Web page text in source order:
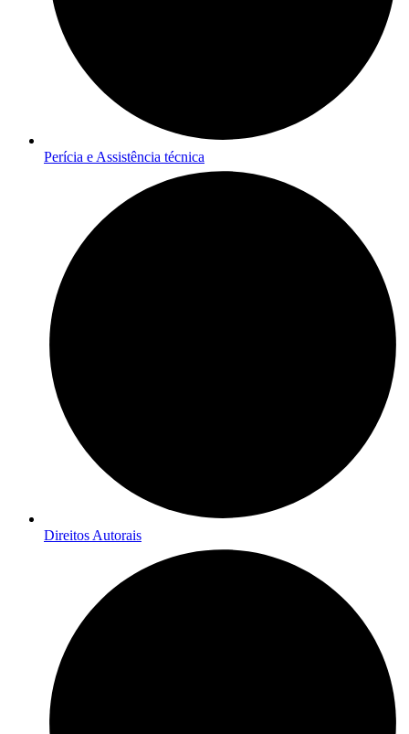
Perícia e Assistência técnica
Direitos Autorais